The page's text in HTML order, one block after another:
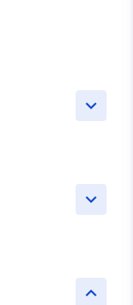
keyboard_arrow_down
keyboard_arrow_down
keyboard_arrow_up